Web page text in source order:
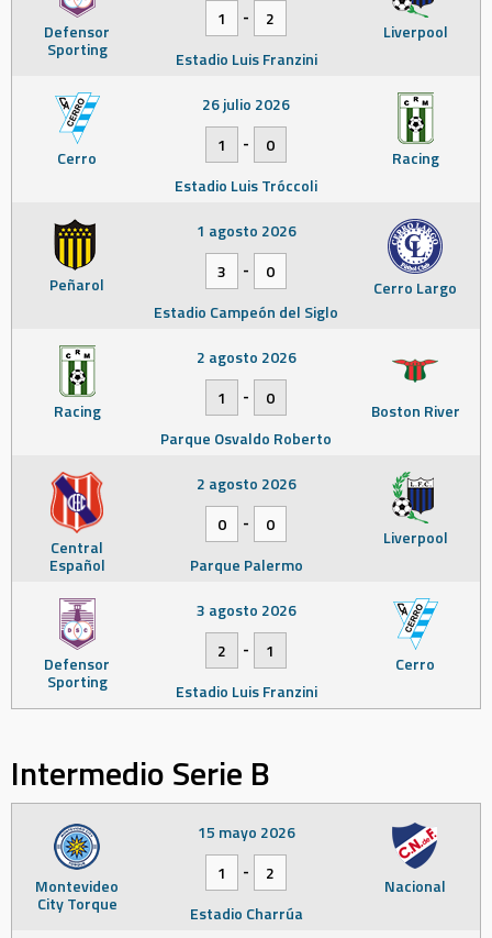
Defensor
Sporting
Liverpool
1
-
2
Estadio Luis Franzini
Cerro Racing
26 julio 2026
1
-
0
Estadio Luis Tróccoli
Peñarol Cerro Largo
1 agosto 2026
3
-
0
Estadio Campeón del Siglo
Racing Boston River
2 agosto 2026
1
-
0
Parque Osvaldo Roberto
Central
Español
Liverpool
2 agosto 2026
0
-
0
Parque Palermo
Defensor
Sporting
Cerro
3 agosto 2026
2
-
1
Estadio Luis Franzini
Intermedio Serie B
Montevideo
City Torque
Nacional
15 mayo 2026
1
-
2
Estadio Charrúa